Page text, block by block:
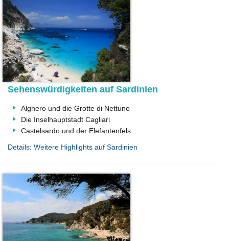
Sehenswürdigkeiten auf Sardinien
Alghero und die Grotte di Nettuno
Die Inselhauptstadt Cagliari
Castelsardo und der Elefantenfels
Details: Weitere Highlights auf Sardinien